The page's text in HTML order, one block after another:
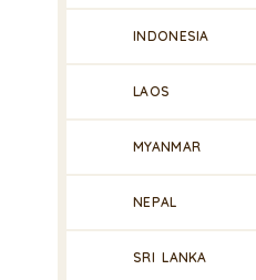
INDONESIA
LAOS
MYANMAR
NEPAL
SRI LANKA